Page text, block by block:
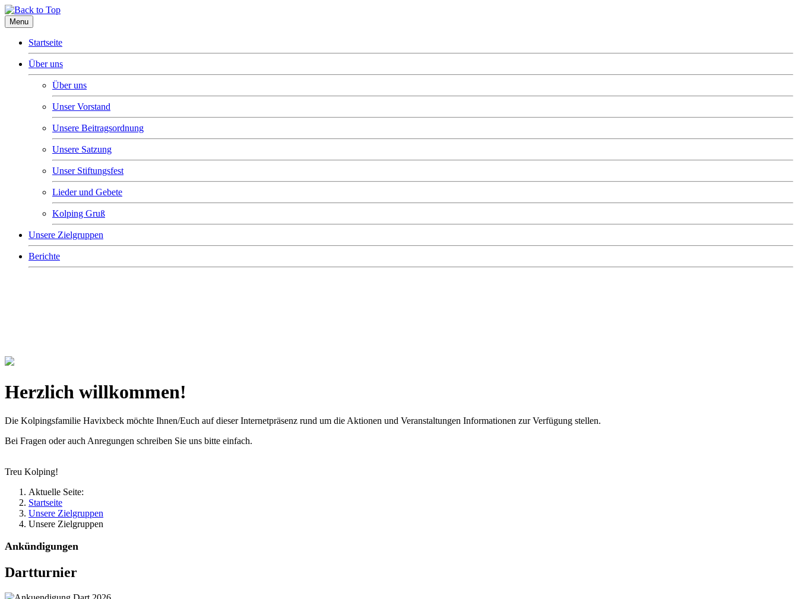
Menu
Startseite
Über uns
Über uns
Unser Vorstand
Unsere Beitragsordnung
Unsere Satzung
Unser Stiftungsfest
Lieder und Gebete
Kolping Gruß
Unsere Zielgruppen
Berichte
Herzlich willkommen!
Die Kolpingsfamilie Havixbeck möchte Ihnen/Euch auf dieser Internetpräsenz rund um die Aktionen und Veranstaltungen Informationen zur Verfügung stellen.
Bei Fragen oder auch Anregungen schreiben Sie uns bitte einfach.
Treu Kolping!
Aktuelle Seite:
Startseite
Unsere Zielgruppen
Unsere Zielgruppen
Ankündigungen
Dartturnier